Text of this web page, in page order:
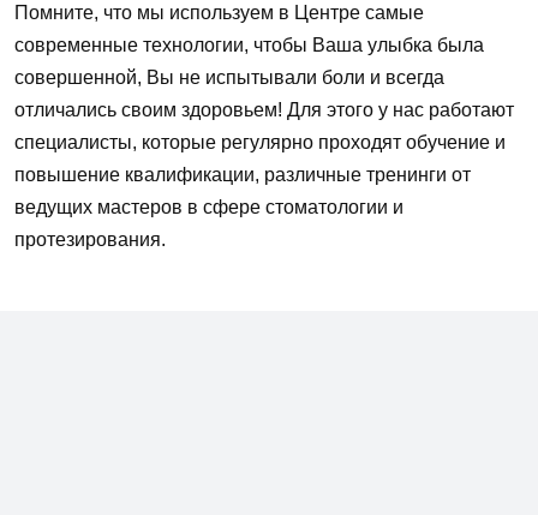
Помните, что мы используем в Центре самые
современные технологии, чтобы Ваша улыбка была
совершенной, Вы не испытывали боли и всегда
отличались своим здоровьем! Для этого у нас работают
специалисты, которые регулярно проходят обучение и
повышение квалификации, различные тренинги от
ведущих мастеров в сфере стоматологии и
протезирования.